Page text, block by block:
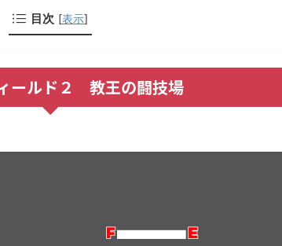
目次 [表示]
ールド２ 教王の闘技場